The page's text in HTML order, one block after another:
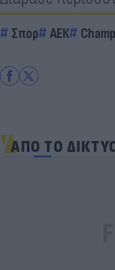
Σπορ ΑΕΚ
ΑΠΟ ΤΟ